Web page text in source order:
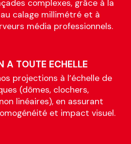
complexes, grâce à la
calage millimétré et à
média professionnels.
A TOUTE ECHELLE
projections à l’échelle de
(dômes, clochers,
linéaires), en assurant
et impact visuel.